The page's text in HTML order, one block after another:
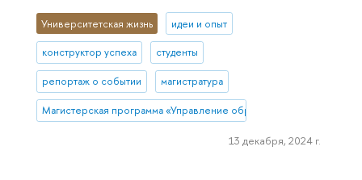
Университетская жизнь идеи и опыт
конструктор успеха студенты
репортаж о событии магистратура
Магистерская программа «Управление образованием» (Нижний
13 декабря, 2024 г.